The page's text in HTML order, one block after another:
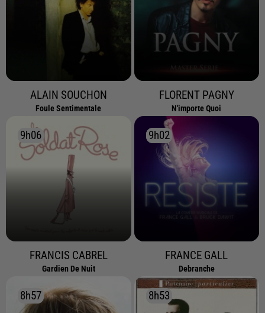
ALAIN SOUCHON
Foule Sentimentale
FLORENT PAGNY
N'importe Quoi
9h06
9h06
FRANCIS CABREL
Gardien De Nuit
9h02
9h02
FRANCE GALL
Debranche
8h57
8h57 8h53
8h53